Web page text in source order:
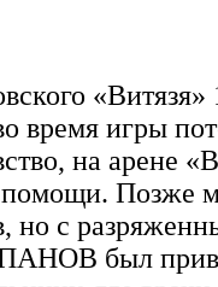
«Витязя»
время игры
на арене
помощи. Позже
но с
был